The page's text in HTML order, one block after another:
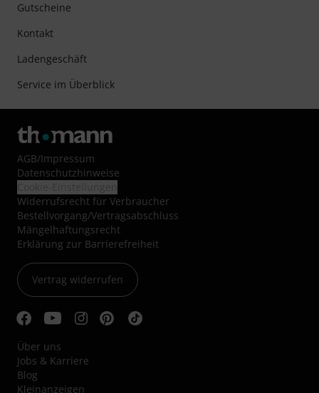
Gutscheine
Kontakt
Ladengeschäft
Service im Überblick
AGB/Impressum
Datenschutzhinweise
Widerrufsrecht für Verbraucher
Bestellvorgang/Vertragsabschluss
Mängelhaftungsrecht
Erklärung zur Barrierefreiheit
Vertrag widerrufen
Über uns
Jobs & Karriere
Blog
Kleinanzeigen